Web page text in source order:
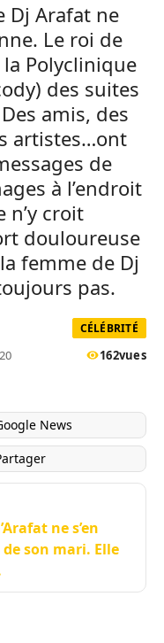
Dj Arafat ne
Le roi de
la Polyclinique
des suites
amis, des
artistes…ont
de
à l’endroit
n’y croit
douloureuse
femme de Dj
pas.
CÉLÉBRITÉ
162vues
News
ne s’en
son mari. Elle